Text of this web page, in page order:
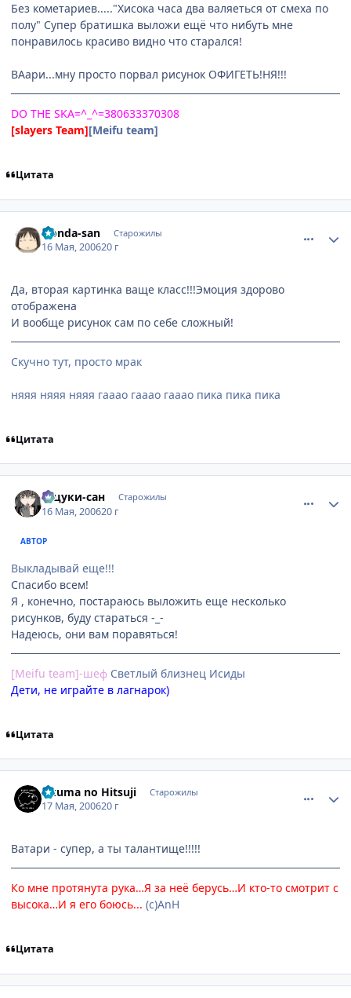
Без кометариев....."Хисока часа два валяеться от смеха по
полу" Супер братишка выложи ещё что нибуть мне
понравилось красиво видно что старался!
ВАари...мну просто порвал рисунок ОФИГЕТЬ!НЯ!!!
DO THE SKA=^_^=380633370308
[slayers Team][Meifu team]
Цитата
Honda-san Старожилы
16 Мая, 200620 г
Да, вторая картинка ваще класс!!!Эмоция здорово
отображена
И вообще рисунок сам по себе сложный!
Скучно тут, просто мрак
няяя няяя няяя гааао гааао гааао пика пика пика
Цитата
Тацуки-сан Старожилы
16 Мая, 200620 г
АВТОР
Выкладывай еще!!!
Спасибо всем!
Я , конечно, постараюсь выложить еще несколько
рисунков, буду стараться -_-
Надеюсь, они вам поравяться!
[Meifu team]-шеф Cветлый близнец Исиды
Дети, не играйте в лагнарок)
Цитата
Akuma no Hitsuji Старожилы
17 Мая, 200620 г
Ватари - супер, а ты талантище!!!!!
Ко мне протянута рука…Я за неё берусь…И кто-то смотрит с
высока…И я его боюсь... (с)AnH
Цитата